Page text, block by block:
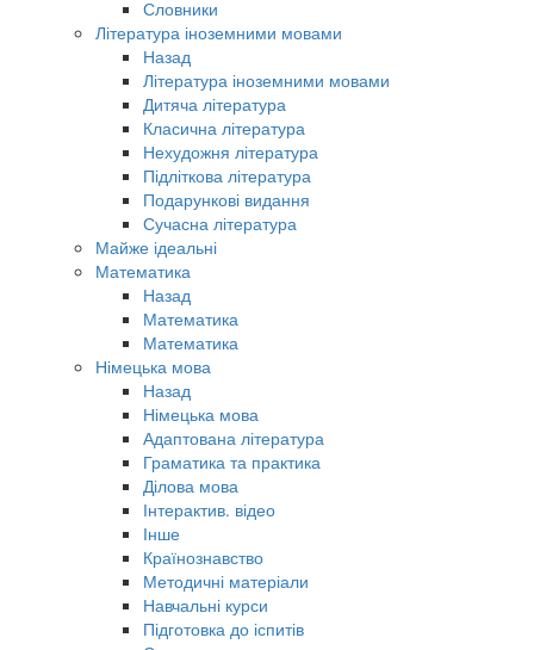
Словники
Література іноземними мовами
Назад
Література іноземними мовами
Дитяча література
Класична література
Нехудожня література
Підліткова література
Подарункові видання
Сучасна література
Майже ідеальні
Математика
Назад
Математика
Математика
Німецька мова
Назад
Німецька мова
Адаптована література
Граматика та практика
Ділова мова
Інтерактив. відео
Інше
Країнознавство
Методичні матеріали
Навчальні курси
Підготовка до іспитів